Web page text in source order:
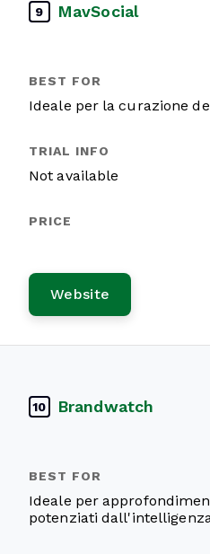
9 MavSocial
Ideale per la curazione
Not available
Website
10 Brandwatch
Ideale per
potenziati